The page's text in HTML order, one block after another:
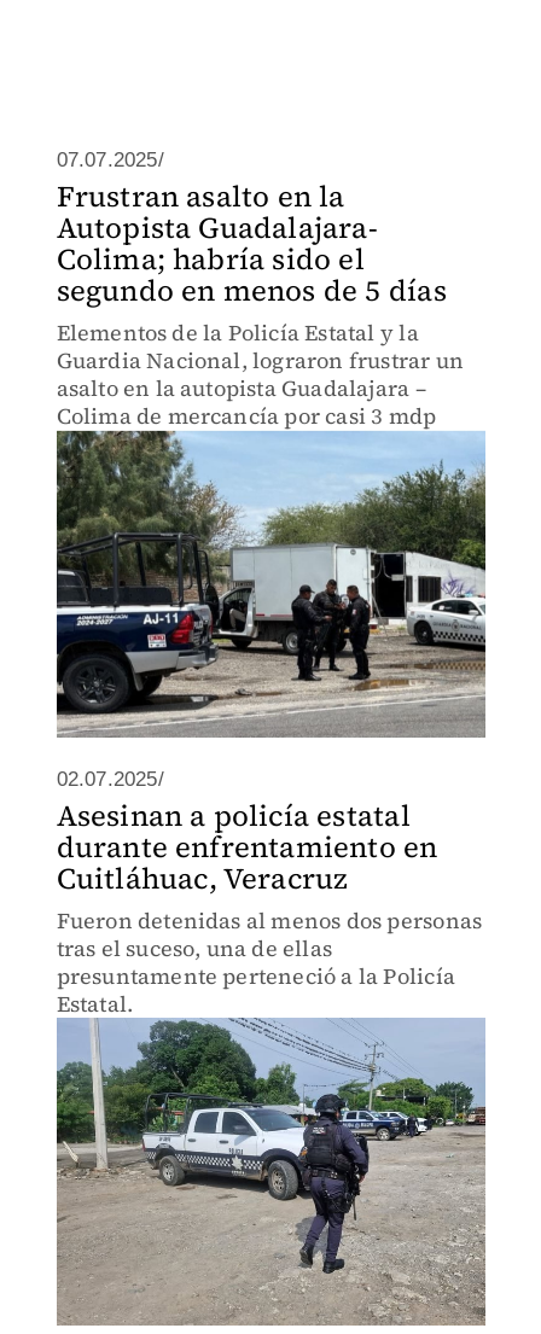
07.07.2025/
Frustran asalto en la
Autopista Guadalajara-
Colima; habría sido el
segundo en menos de 5 días
Elementos de la Policía Estatal y la
Guardia Nacional, lograron frustrar un
asalto en la autopista Guadalajara –
Colima de mercancía por casi 3 mdp
02.07.2025/
Asesinan a policía estatal
durante enfrentamiento en
Cuitláhuac, Veracruz
Fueron detenidas al menos dos personas
tras el suceso, una de ellas
presuntamente perteneció a la Policía
Estatal.